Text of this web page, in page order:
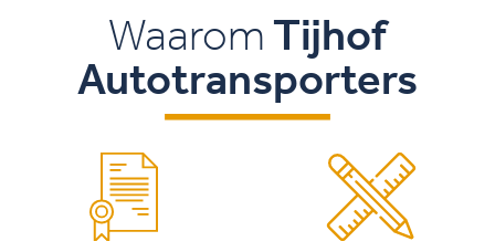
Waarom Tijhof
Autotransporters